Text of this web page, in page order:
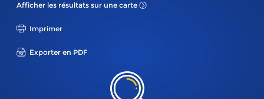
Afficher les résultats sur une carte
Imprimer
Exporter en PDF